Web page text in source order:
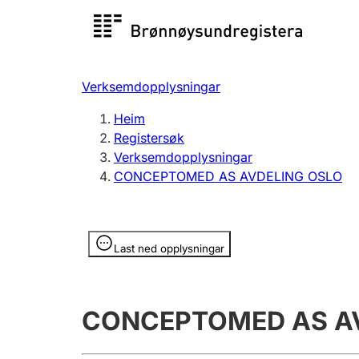
Registersøk
Registrere, endre, slette
Verksemdopplysningar
Heim
Registersøk
Verksemdopplysningar
CONCEPTOMED AS AVDELING OSLO
Last ned opplysningar
Opplysninger er skjult
CONCEPTOMED AS